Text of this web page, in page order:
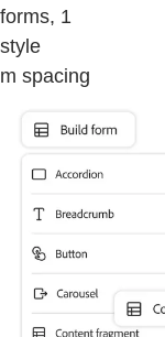
forms, 1
style
m spacing